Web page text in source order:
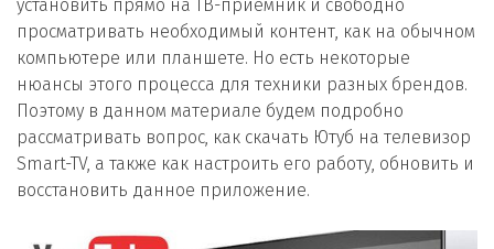
установить прямо на ТВ-приемник и свободно
просматривать необходимый контент, как на обычном
компьютере или планшете. Но есть некоторые
нюансы этого процесса для техники разных брендов.
Поэтому в данном материале будем подробно
рассматривать вопрос, как скачать Ютуб на телевизор
Smart-TV, а также как настроить его работу, обновить и
восстановить данное приложение.